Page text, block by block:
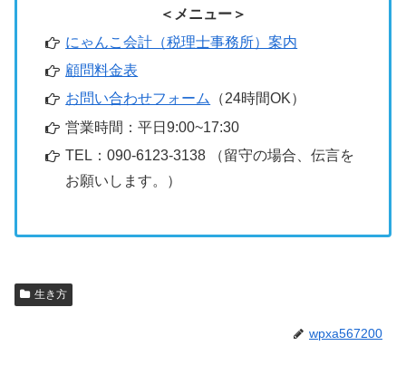
＜メニュー＞
にゃんこ会計（税理士事務所）案内
顧問料金表
お問い合わせフォーム
（24時間OK）
営業時間：平日9:00~17:30
TEL：090-6123-3138 （留守の場合、伝言を
お願いします。）
生き方
wpxa567200